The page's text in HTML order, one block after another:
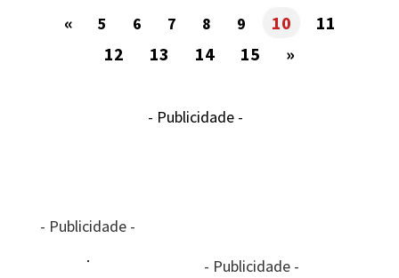
« 5 6 7 8 9 10
11
12
13 14 15 »
- Publicidade -
- Publicidade -
- Publicidade -